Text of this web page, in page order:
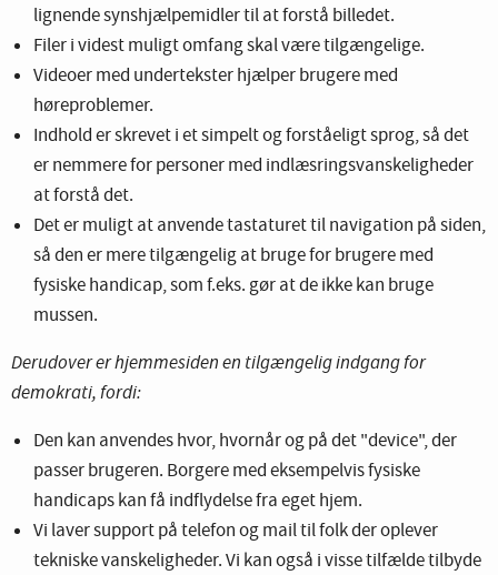
lignende synshjælpemidler til at forstå billedet.
Filer i videst muligt omfang skal være tilgængelige.
Videoer med undertekster hjælper brugere med
høreproblemer.
Indhold er skrevet i et simpelt og forståeligt sprog, så det
er nemmere for personer med indlæsringsvanskeligheder
at forstå det.
Det er muligt at anvende tastaturet til navigation på siden,
så den er mere tilgængelig at bruge for brugere med
fysiske handicap, som f.eks. gør at de ikke kan bruge
mussen.
Derudover er hjemmesiden en tilgængelig indgang for
demokrati, fordi:
Den kan anvendes hvor, hvornår og på det "device", der
passer brugeren. Borgere med eksempelvis fysiske
handicaps kan få indflydelse fra eget hjem.
Vi laver support på telefon og mail til folk der oplever
tekniske vanskeligheder. Vi kan også i visse tilfælde tilbyde